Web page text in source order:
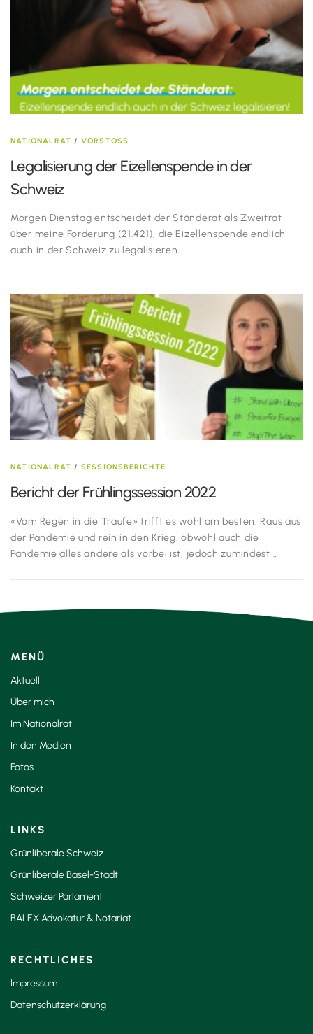
NATIONALRAT / VORSTOSS
Legalisierung der Eizellenspende in der
Schweiz
Morgen Dienstag entscheidet der Ständerat als Zweitrat
über meine Forderung (21.421), die Eizellenspende endlich
auch in der Schweiz zu legalisieren.
NATIONALRAT / SESSIONSBERICHTE
Bericht der Frühlingssession 2022
«Vom Regen in die Traufe» trifft es wohl am besten. Raus aus
der Pandemie und rein in den Krieg, obwohl auch die
Pandemie alles andere als vorbei ist, jedoch zumindest …
MENÜ
Aktuell
Über mich
Im Nationalrat
In den Medien
Fotos
Kontakt
LINKS
Grünliberale Schweiz
Grünliberale Basel-Stadt
Schweizer Parlament
BALEX Advokatur & Notariat
RECHTLICHES
Impressum
Datenschutzerklärung